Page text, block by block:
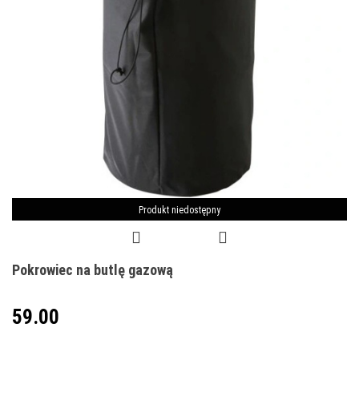
Produkt niedostępny
Pokrowiec na butlę gazową
59.00